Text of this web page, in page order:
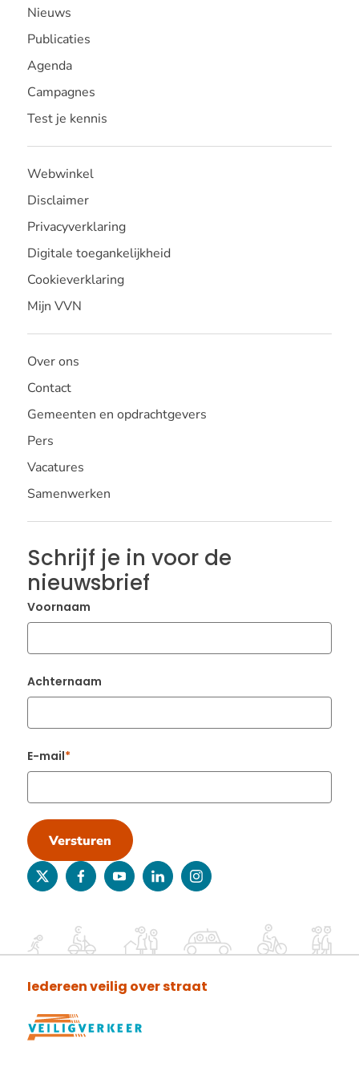
Nieuws
Publicaties
Agenda
Campagnes
Test je kennis
Webwinkel
Disclaimer
Privacyverklaring
Digitale toegankelijkheid
Cookieverklaring
Mijn VVN
Over ons
Contact
Gemeenten en opdrachtgevers
Pers
Vacatures
Samenwerken
Schrijf je in voor de
nieuwsbrief
Voornaam
Achternaam
E-mail
Versturen
twitterfacebookyoutubelinkedininstagram
Iedereen veilig over straat